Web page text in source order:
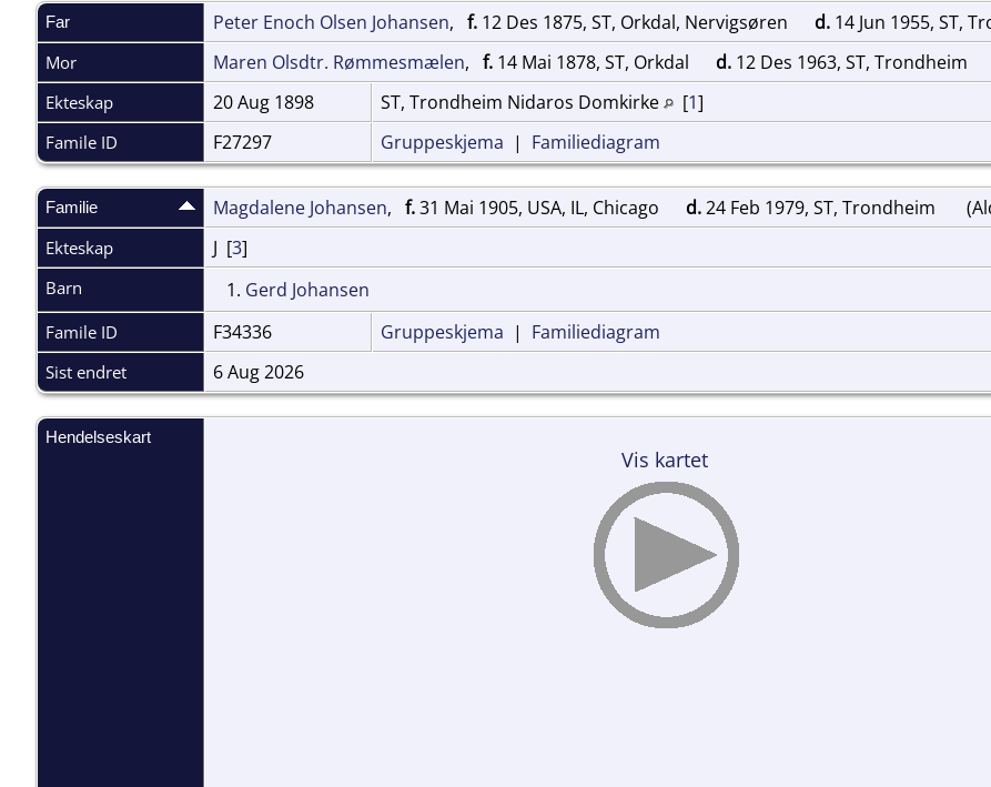
Far Peter Enoch Olsen Johansen, f. 12 Des 1875, ST, Orkdal, Nervigsøren d. 14 Jun 1955, ST,
Mor Maren Olsdtr. Rømmesmælen, f. 14 Mai 1878, ST, Orkdal d. 12 Des 1963, ST, Trondheim
Ekteskap 20 Aug 1898 ST, Trondheim Nidaros Domkirke [1]
Famile ID F27297 Gruppeskjema | Familiediagram
Familie Magdalene Johansen, f.31 Mai 1905, USA, IL, Chicago d.24 Feb 1979, ST, Trondheim
Ekteskap J [3]
Barn 1. Gerd Johansen
Famile ID F34336 Gruppeskjema | Familiediagram
Sist endret 6 Aug 2026
Hendelseskart
Vis kartet